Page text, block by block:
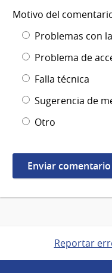
Motivo del
Problemas con
Problema de
Falla técnica
Sugerencia de
Otro
Reportar